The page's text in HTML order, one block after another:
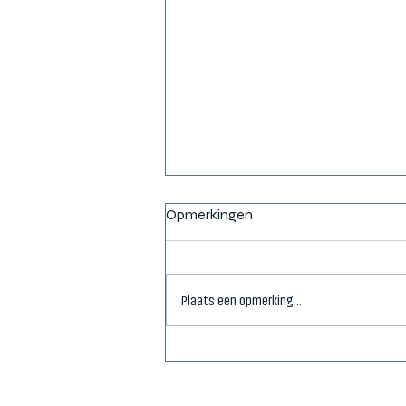
Opmerkingen
Plaats een opmerking...